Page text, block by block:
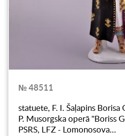
№ 48511
statuete, F. I. Šaļapins
P. Musorgska operā "Boriss
PSRS, LFZ - Lomonosova…